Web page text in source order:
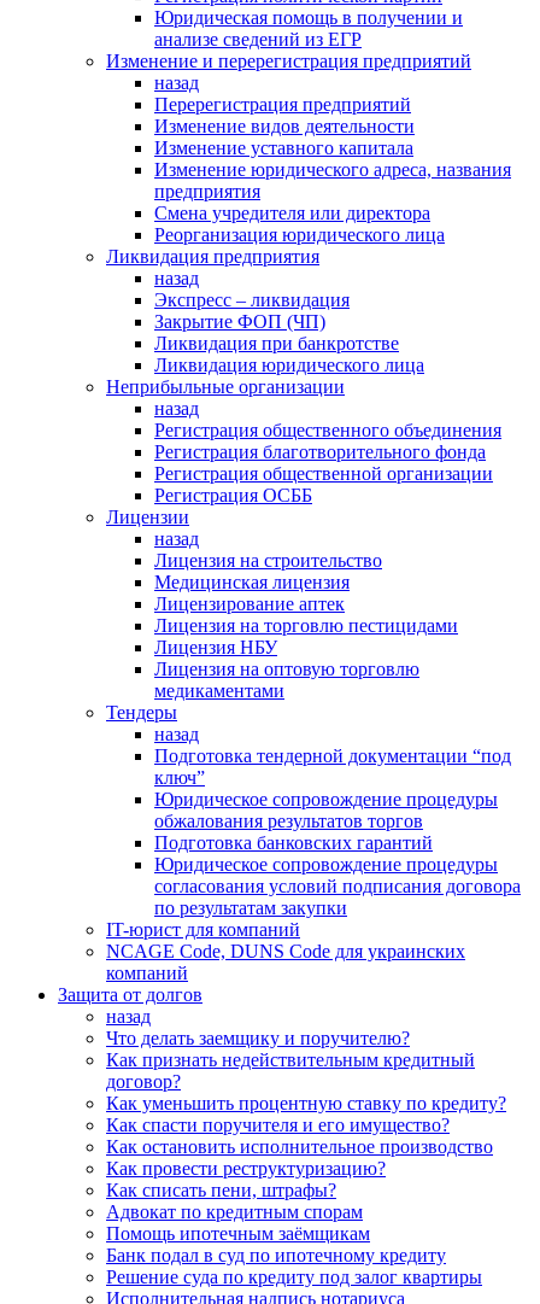
Юридическая помощь в получении и
анализе сведений из ЕГР
Изменение и перерегистрация предприятий
назад
Перерегистрация предприятий
Изменение видов деятельности
Изменение уставного капитала
Изменение юридического адреса, названия
предприятия
Смена учредителя или директора
Реорганизация юридического лица
Ликвидация предприятия
назад
Экспресс – ликвидация
Закрытие ФОП (ЧП)
Ликвидация при банкротстве
Ликвидация юридического лица
Неприбыльные организации
назад
Регистрация общественного объединения
Регистрация благотворительного фонда
Регистрация общественной организации
Регистрация ОСББ
Лицензии
назад
Лицензия на строительство
Медицинская лицензия
Лицензирование аптек
Лицензия на торговлю пестицидами
Лицензия НБУ
Лицензия на оптовую торговлю
медикаментами
Тендеры
назад
Подготовка тендерной документации “под
ключ”
Юридическое сопровождение процедуры
обжалования результатов торгов
Подготовка банковских гарантий
Юридическое сопровождение процедуры
согласования условий подписания договора
по результатам закупки
IT-юрист для компаний
NCAGE Code, DUNS Code для украинских
компаний
Защита от долгов
назад
Что делать заемщику и поручителю?
Как признать недействительным кредитный
договор?
Как уменьшить процентную ставку по кредиту?
Как спасти поручителя и его имущество?
Как остановить исполнительное производство
Как провести реструктуризацию?
Как списать пени, штрафы?
Адвокат по кредитным спорам
Помощь ипотечным заёмщикам
Банк подал в суд по ипотечному кредиту
Решение суда по кредиту под залог квартиры
Исполнительная надпись нотариуса